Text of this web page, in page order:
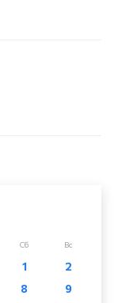
Сб Вс
1
2
8
9